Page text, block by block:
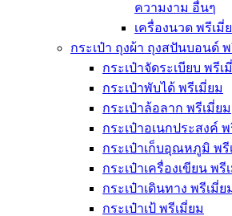
ความงาม อื่นๆ
เครื่องนวด พรีเมี่
กระเป๋า ถุงผ้า ถุงสปันบอนด์ พ
กระเป๋าจัดระเบียบ พรีเ
กระเป๋าพับได้ พรีเมี่ยม
กระเป๋าล้อลาก พรีเมี่ยม
กระเป๋าอเนกประสงค์ พ
กระเป๋าเก็บอุณหภูมิ พรี
กระเป๋าเครื่องเขียน พรี
กระเป๋าเดินทาง พรีเมี่ย
กระเป๋าเป้ พรีเมี่ยม